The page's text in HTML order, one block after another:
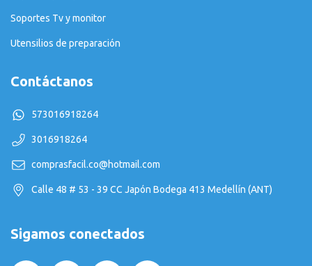
Soportes Tv y monitor
Utensilios de preparación
Contáctanos
573016918264
3016918264
comprasfacil.co@hotmail.com
Calle 48 # 53 - 39 CC Japón Bodega 413 Medellín (ANT)
Sigamos conectados